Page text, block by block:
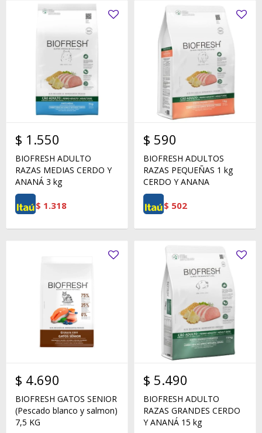
$ 1.550
BIOFRESH ADULTO
RAZAS MEDIAS CERDO Y
ANANÁ 3 kg
$ 1.318
$ 590
BIOFRESH ADULTOS
RAZAS PEQUEÑAS 1 kg
CERDO Y ANANA
$ 502
$ 4.690
BIOFRESH GATOS SENIOR
(Pescado blanco y salmon)
7,5 KG
$ 5.490
BIOFRESH ADULTO
RAZAS GRANDES CERDO
Y ANANÁ 15 kg